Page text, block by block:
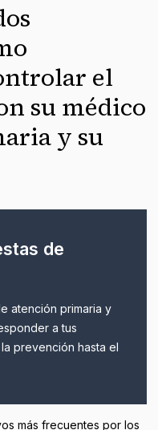
el
su médico
y su
de
atención primaria y
a tus
prevención hasta el
más frecuentes por los